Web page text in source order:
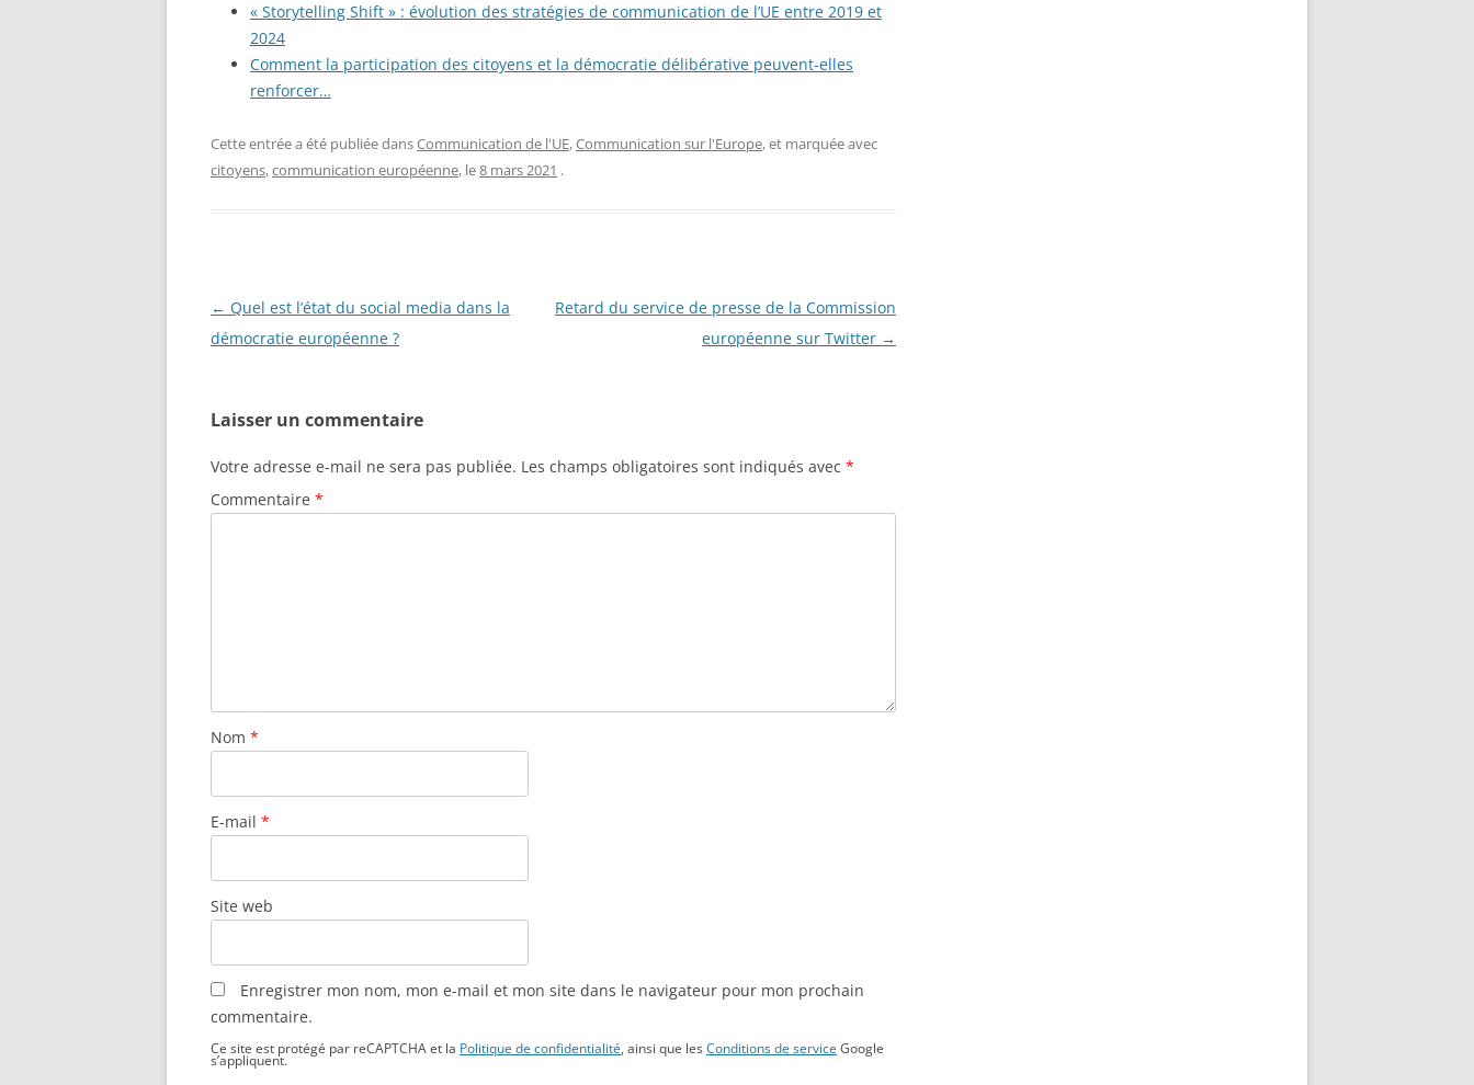
« Storytelling Shift » : évolution des stratégies de communication de l’UE entre 2019 et
2024
Comment la participation des citoyens et la démocratie délibérative peuvent-elles
renforcer…
Cette entrée a été publiée dansCommunication de l'UE,Communication sur l'Europe, et marquée avec
citoyens,communication européenne, le8 mars 2021 .
Navigation
des
← Quel est l’état du social media dans la
démocratie européenne ?
Retard du service de presse de la Commission
européenne sur Twitter →
Laisser un commentaire
Votre adresse e-mail ne sera pas publiée. Les champs obligatoires sont indiqués avec *
Commentaire *
Nom *
E-mail *
Site web
Enregistrer mon nom, mon e-mail et mon site dans le navigateur pour mon prochain
commentaire.
Ce site est protégé par reCAPTCHA et la Politique de confidentialité , ainsi que lesConditions de service Google
s’appliquent.